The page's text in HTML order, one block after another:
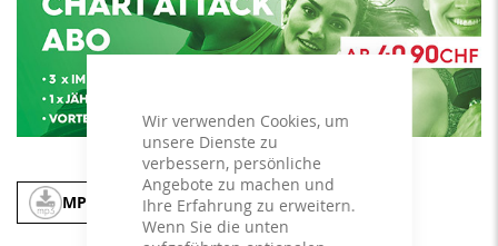
Wir verwenden Cookies, um
unsere Dienste zu
verbessern, persönliche
Angebote zu machen und
Ihre Erfahrung zu erweitern.
Wenn Sie die unten
MP3 In den Warenkorb